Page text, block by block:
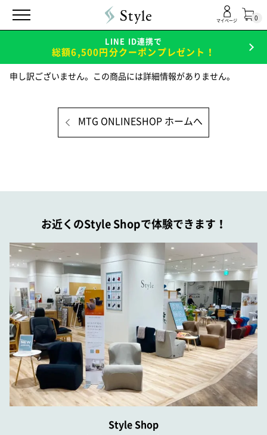
0
マイページ
LINE ID連携で
総額6,500円分クーポンプレゼント！
申し訳ございません。この商品には詳細情報がありません。
MTG ONLINESHOP ホームへ
お近くのStyle Shopで体験できます！
Style Shop